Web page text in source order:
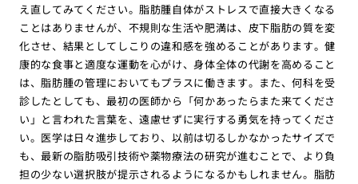
え直してみてください。脂肪腫自体がストレスで直接大きくなる
ことはありませんが、不規則な生活や肥満は、皮下脂肪の質を変
化させ、結果としてしこりの違和感を強めることがあります。健
康的な食事と適度な運動を心がけ、身体全体の代謝を高めること
は、脂肪腫の管理においてもプラスに働きます。また、何科を受
診したとしても、最初の医師から「何かあったらまた来てくださ
い」と言われた言葉を、遠慮せずに実行する勇気を持ってくださ
い。医学は日々進歩しており、以前は切るしかなかったサイズで
も、最新の脂肪吸引技術や薬物療法の研究が進むことで、より負
担の少ない選択肢が提示されるようになるかもしれません。脂肪